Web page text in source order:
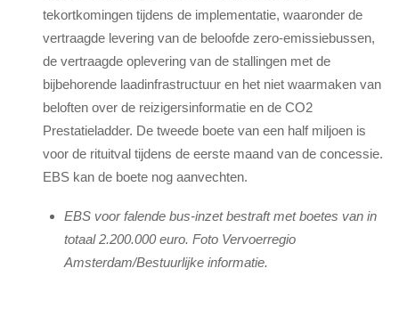
tekortkomingen tijdens de implementatie, waaronder de
vertraagde levering van de beloofde zero-emissiebussen,
de vertraagde oplevering van de stallingen met de
bijbehorende laadinfrastructuur en het niet waarmaken van
beloften over de reizigersinformatie en de CO2
Prestatieladder. De tweede boete van een half miljoen is
voor de rituitval tijdens de eerste maand van de concessie.
EBS kan de boete nog aanvechten.
EBS voor falende bus-inzet bestraft met boetes van in
totaal 2.200.000 euro. Foto Vervoerregio
Amsterdam/Bestuurlijke informatie.